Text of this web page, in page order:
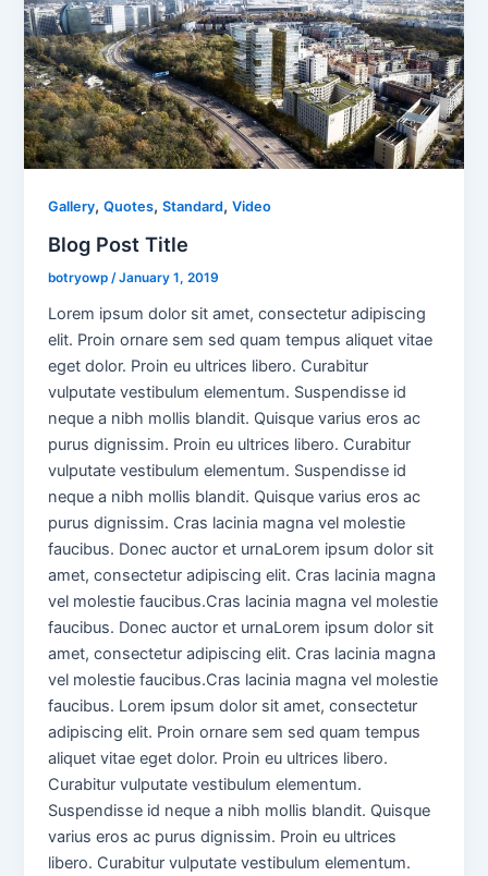
Gallery,Quotes,Standard,Video
Blog Post Title
botryowp/January 1, 2019
Lorem ipsum dolor sit amet, consectetur adipiscing
elit. Proin ornare sem sed quam tempus aliquet vitae
eget dolor. Proin eu ultrices libero. Curabitur
vulputate vestibulum elementum. Suspendisse id
neque a nibh mollis blandit. Quisque varius eros ac
purus dignissim. Proin eu ultrices libero. Curabitur
vulputate vestibulum elementum. Suspendisse id
neque a nibh mollis blandit. Quisque varius eros ac
purus dignissim. Cras lacinia magna vel molestie
faucibus. Donec auctor et urnaLorem ipsum dolor sit
amet, consectetur adipiscing elit. Cras lacinia magna
vel molestie faucibus.Cras lacinia magna vel molestie
faucibus. Donec auctor et urnaLorem ipsum dolor sit
amet, consectetur adipiscing elit. Cras lacinia magna
vel molestie faucibus.Cras lacinia magna vel molestie
faucibus. Lorem ipsum dolor sit amet, consectetur
adipiscing elit. Proin ornare sem sed quam tempus
aliquet vitae eget dolor. Proin eu ultrices libero.
Curabitur vulputate vestibulum elementum.
Suspendisse id neque a nibh mollis blandit. Quisque
varius eros ac purus dignissim. Proin eu ultrices
libero. Curabitur vulputate vestibulum elementum.